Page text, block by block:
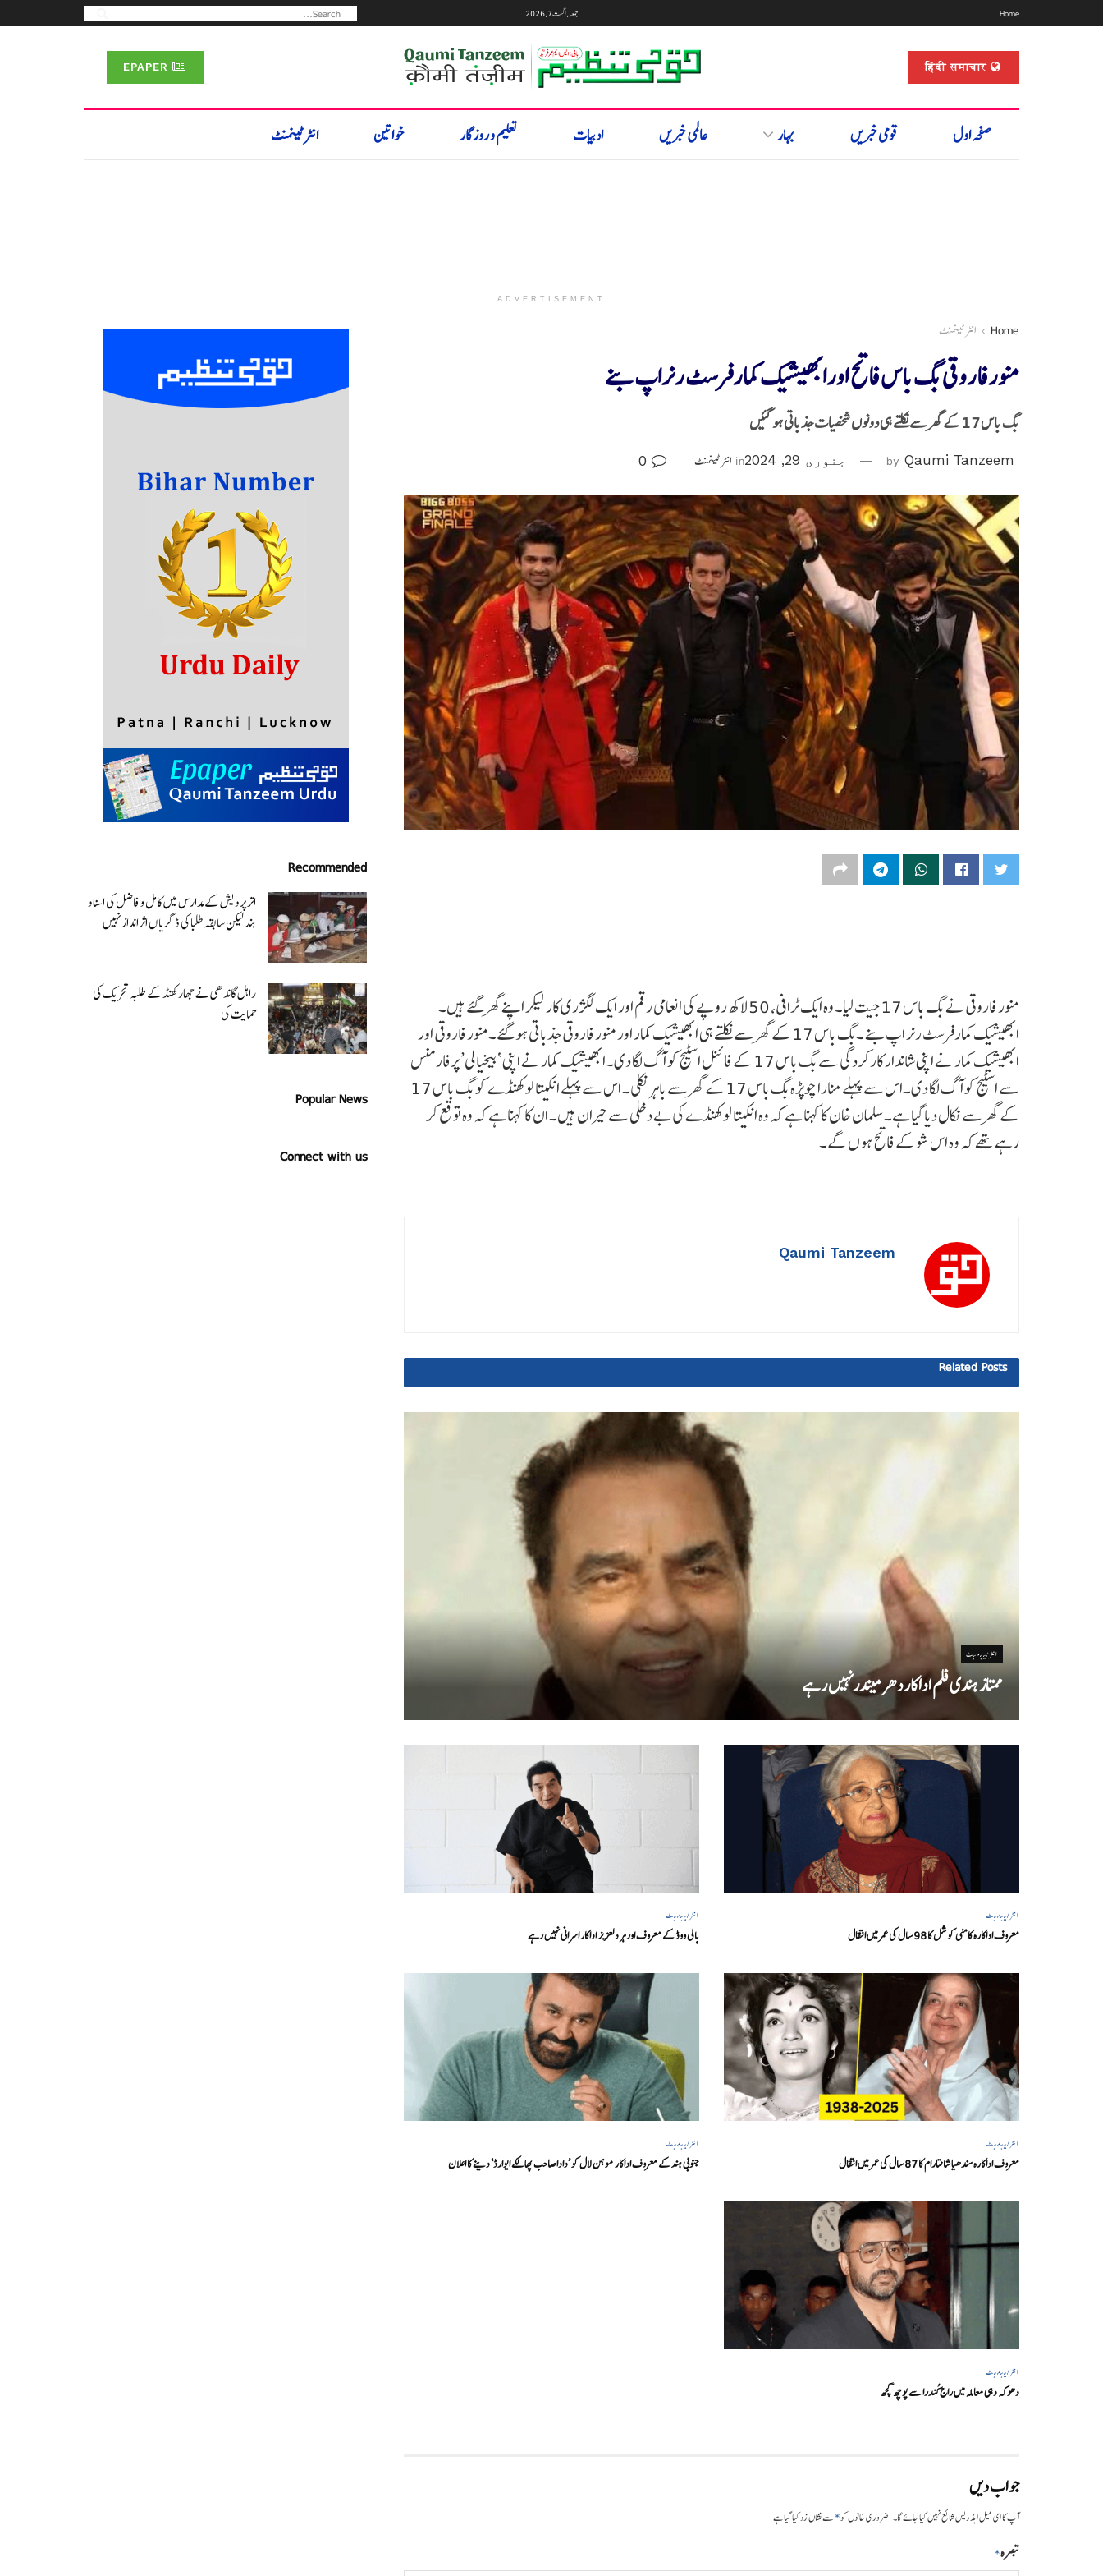
Home جمعہ, اگست 7, 2026
हिंदी समाचार
صفحہ اول قومی خبریں بہار عالمی خبریں ادبیات تعلیم و روزگار خواتین انٹرٹینمنٹ
ADVERTISEMENT
Home انٹرٹینمنٹ
منورفاروقی بگ باس فاتح اورابھیشیک کمارفرسٹ رنراپ بنے
بگ باس 17 کے گھر سے نکلتے ہی دونوں شخصیات جذباتی ہو گئیں
by Qaumi Tanzeem جنوری 29, 2024 in انٹرٹینمنٹ
منور فاروقی نے بگ باس 17 جیت لیا۔ وہ ایک ٹرافی، 50 لاکھ روپے کی انعامی رقم اور ایک لگژری کار لیکر اپنے گھر گئے ہیں۔
ابھیشیک کمارفرسٹ رنر اپ بنے ۔بگ باس 17 کے گھر سے نکلتے ہی ابھیشیک کمار اور منور فاروقی جذباتی ہو گئے۔منور فاروقی اور
ابھیشیک کمار نے اپنی شاندار کارکردگی سے بگ باس 17 کے فائنل اسٹیج کو آگ لگا دی۔ابھیشیک کمار نے اپنی ‘بیخیالی’ پرفارمنس
سے اسٹیج کو آگ لگا دی۔اس سے پہلے منارا چوپڑہ بگ باس 17 کے گھر سے باہر نکلی۔ اس سے پہلے انکیتا لوکھنڈے کو بگ باس 17
کے گھر سے نکال دیا گیا ہے۔سلمان خان کا کہنا ہے کہ وہ انکیتا لوکھنڈے کی بے دخلی سے حیران ہیں۔ ان کا کہنا ہے کہ وہ توقع کر
رہے تھے کہ وہ اس شو کے فاتح ہوں گے۔
Qaumi Tanzeem
Related Posts
انٹرٹینمنٹ
ممتاز ہندی فلم اداکاردھرمیندرنہیں رہے
انٹرٹینمنٹ
معروف اداکارہ کامنی کوشل کا 98 سال کی عمر میں انتقال
انٹرٹینمنٹ
بالی ووڈ کے معروف اور ہر دلعزیز اداکار اسرانی نہیں رہے
انٹرٹینمنٹ
معروف اداکارہ سندھیا شانتارام کا 87 سال کی عمر میں انتقال
انٹرٹینمنٹ
جنوبی ہند کے معروف اداکار موہن لال کو ’داداصاحب پھالکے ایوارڈ‘ دینے کا اعلان
انٹرٹینمنٹ
دھوکہ دہی معاملہ میں راج کُندرا سے پوچھ گچھ
جواب دیں
آپ کا ای میل ایڈریس شائع نہیں کیا جائے گا۔ ضروری خانوں کو*سے نشان زد کیا گیا ہے
تبصرہ*
Recommended
اتر پردیش کےمدارس میں کامل و فاضل کی اسناد
بند لیکن سابقہ طلبا کی ڈگریا ں اثرانداز نہیں
راہل گاندھی نے جھارکھنڈ کے طلبہ تحریک کی
حمایت کی
Popular News
Connect with us